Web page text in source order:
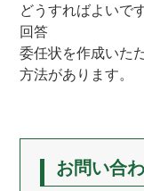
どうすればよいで
回答
委任状を作成いた
方法があります。
お問い合